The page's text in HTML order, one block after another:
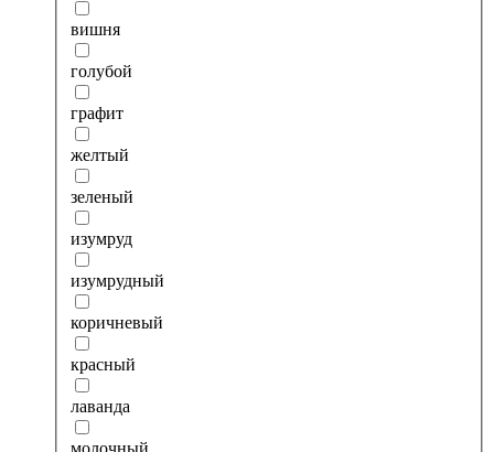
вишня
голубой
графит
желтый
зеленый
изумруд
изумрудный
коричневый
красный
лаванда